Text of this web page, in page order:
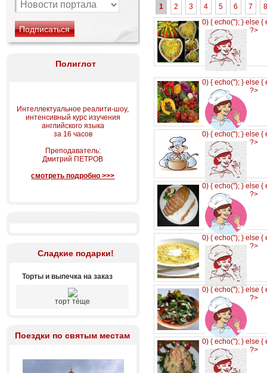
Полиглот
Интеллектуальное реалити-шоу,
интенсивный курс изучения
английского языка
за 16 часов
Преподаватель:
Дмитрий ПЕТРОВ
смотреть подробно >>>
Сладкие подарки!
Торты и выпечка на заказ
торт тёще
Поездки по святым местам
1 2 3 4 5 6 7
8
0) { echo(''); } else {
?>
0) { echo(''); } else {
?>
0) { echo(''); } else {
?>
0) { echo(''); } else {
?>
0) { echo(''); } else {
?>
0) { echo(''); } else {
?>
0) { echo(''); } else {
?>